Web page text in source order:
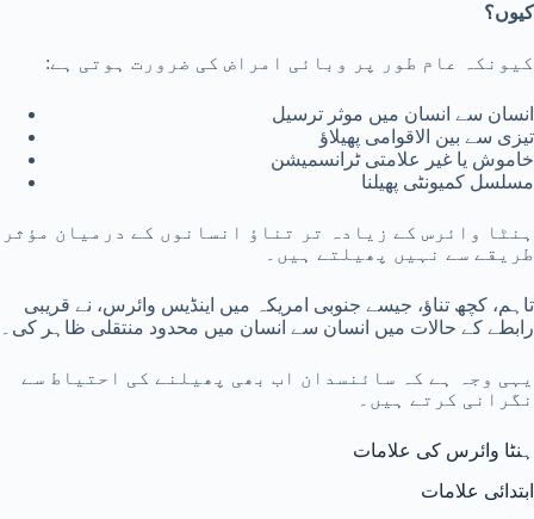
کیوں؟
کیونکہ عام طور پر وبائی امراض کی ضرورت ہوتی ہے:
انسان سے انسان میں موثر ترسیل
تیزی سے بین الاقوامی پھیلاؤ
خاموش یا غیر علامتی ٹرانسمیشن
مسلسل کمیونٹی پھیلنا
ہنٹا وائرس کے زیادہ تر تناؤ انسانوں کے درمیان مؤثر
طریقے سے نہیں پھیلتے ہیں۔
تاہم، کچھ تناؤ، جیسے جنوبی امریکہ میں اینڈیس وائرس، نے قریبی
رابطے کے حالات میں انسان سے انسان میں محدود منتقلی ظاہر کی۔
یہی وجہ ہے کہ سائنسدان اب بھی پھیلنے کی احتیاط سے
نگرانی کرتے ہیں۔
ہنٹا وائرس کی علامات
ابتدائی علامات